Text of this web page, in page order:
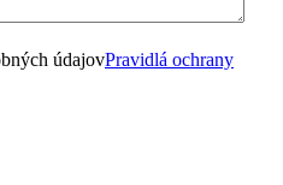
údajovPravidlá ochrany